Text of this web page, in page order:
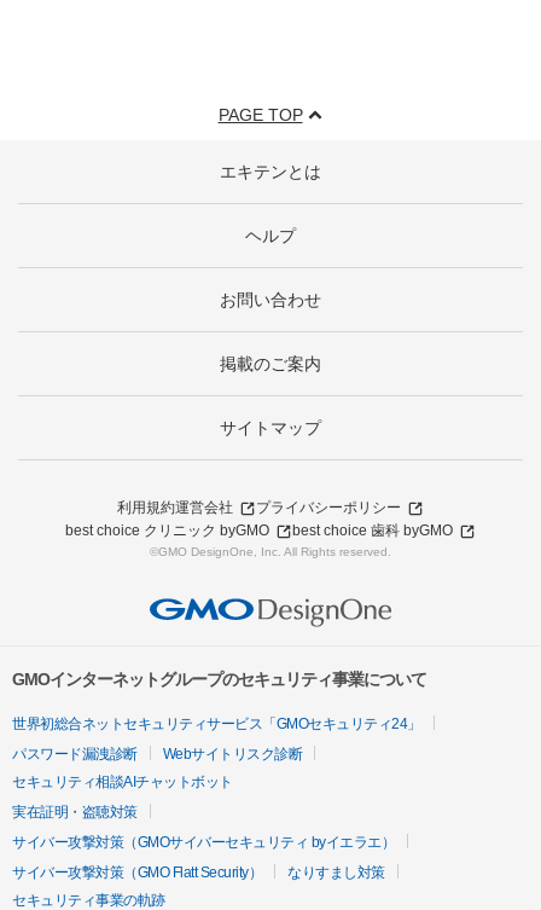
PAGE TOP
エキテンとは
ヘルプ
お問い合わせ
掲載のご案内
サイトマップ
利用規約運営会社
プライバシーポリシー
best choice クリニック byGMO
best choice 歯科 byGMO
©GMO DesignOne, Inc. All Rights reserved.
GMOインターネットグループのセキュリティ事業について
世界初総合ネットセキュリティサービス「GMOセキュリティ24」
パスワード漏洩診断
Webサイトリスク診断
セキュリティ相談AIチャットボット
実在証明・盗聴対策
サイバー攻撃対策（GMOサイバーセキュリティ byイエラエ）
サイバー攻撃対策（GMO Flatt Security）
なりすまし対策
セキュリティ事業の軌跡